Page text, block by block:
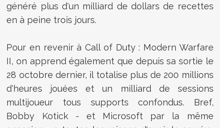
généré plus d'un milliard de dollars de recettes
en à peine trois jours.
Pour en revenir à Call of Duty : Modern Warfare
II, on apprend également que depuis sa sortie le
28 octobre dernier, il totalise plus de 200 millions
d'heures jouées et un milliard de sessions
multijoueur tous supports confondus. Bref,
Bobby Kotick - et Microsoft par la même